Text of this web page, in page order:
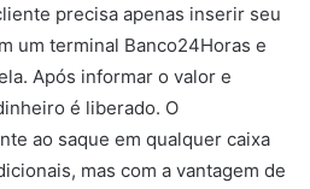
precisa apenas inserir seu
um terminal Banco24Horas e
Após informar o valor e
é liberado. O
ao saque em qualquer caixa
mas com a vantagem de